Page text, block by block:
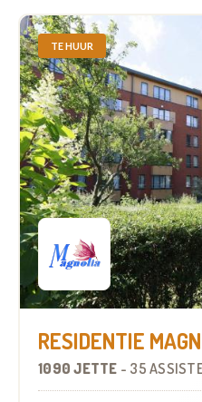
TE HUUR
RESIDENTIE
1090 JETTE - 35